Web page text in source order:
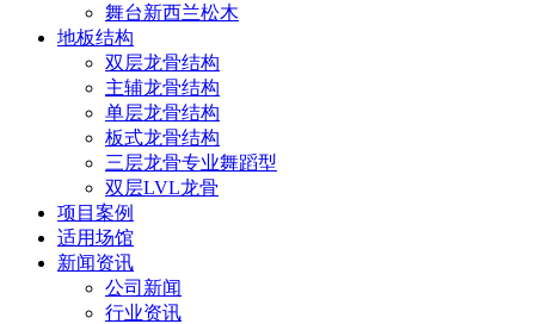
舞台新西兰松木
地板结构
双层龙骨结构
主辅龙骨结构
单层龙骨结构
板式龙骨结构
三层龙骨专业舞蹈型
双层LVL龙骨
项目案例
适用场馆
新闻资讯
公司新闻
行业资讯